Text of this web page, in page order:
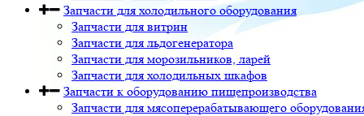
Запчасти для холодильного оборудования
Запчасти для витрин
Запчасти для льдогенератора
Запчасти для морозильников, ларей
Запчасти для холодильных шкафов
Запчасти к оборудованию пищепроизводства
Запчасти для мясоперерабатывающего